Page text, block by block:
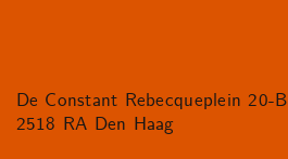
De Constant Rebecqueplein 20-B
2518 RA Den Haag